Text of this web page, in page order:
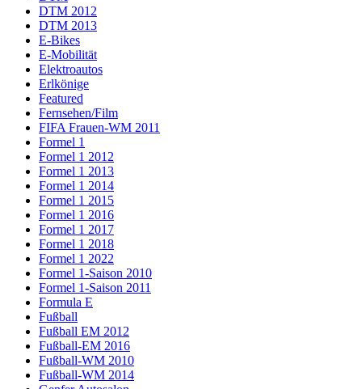
DTM 2012
DTM 2013
E-Bikes
E-Mobilität
Elektroautos
Erlkönige
Featured
Fernsehen/Film
FIFA Frauen-WM 2011
Formel 1
Formel 1 2012
Formel 1 2013
Formel 1 2014
Formel 1 2015
Formel 1 2016
Formel 1 2017
Formel 1 2018
Formel 1 2022
Formel 1-Saison 2010
Formel 1-Saison 2011
Formula E
Fußball
Fußball EM 2012
Fußball-EM 2016
Fußball-WM 2010
Fußball-WM 2014